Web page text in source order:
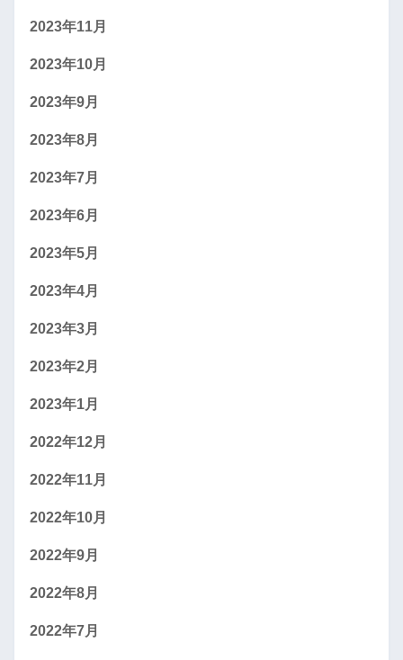
2023年11月
2023年10月
2023年9月
2023年8月
2023年7月
2023年6月
2023年5月
2023年4月
2023年3月
2023年2月
2023年1月
2022年12月
2022年11月
2022年10月
2022年9月
2022年8月
2022年7月